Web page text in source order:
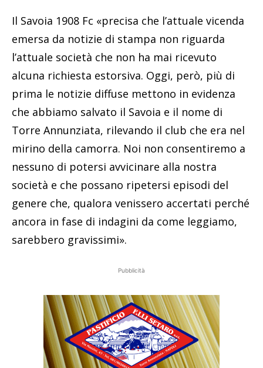
Il Savoia 1908 Fc «precisa che l’attuale vicenda
emersa da notizie di stampa non riguarda
l’attuale società che non ha mai ricevuto
alcuna richiesta estorsiva. Oggi, però, più di
prima le notizie diffuse mettono in evidenza
che abbiamo salvato il Savoia e il nome di
Torre Annunziata, rilevando il club che era nel
mirino della camorra. Noi non consentiremo a
nessuno di potersi avvicinare alla nostra
società e che possano ripetersi episodi del
genere che, qualora venissero accertati perché
ancora in fase di indagini da come leggiamo,
sarebbero gravissimi».
Pubblicità